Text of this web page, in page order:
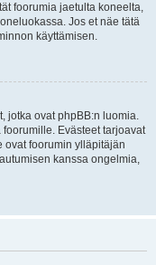
foorumia jaetulta koneelta,
Jos et näe tätä
käyttämisen.
jotka ovat phpBB:n luomia.
Evästeet tarjoavat
ovat foorumin ylläpitäjän
kanssa ongelmia,